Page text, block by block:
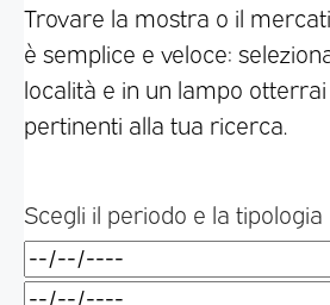
Trovare la mostra o il
è semplice e veloce:
località e in un lampo
pertinenti alla tua ricerca.
Scegli il periodo e la tipologia